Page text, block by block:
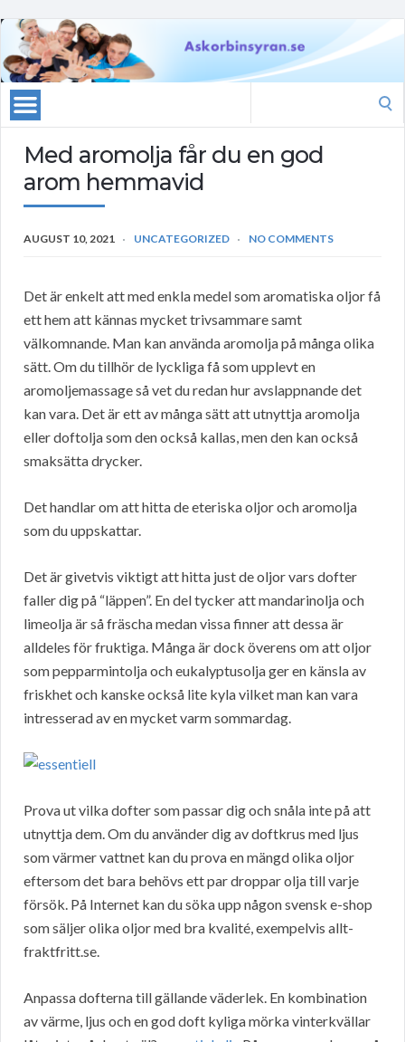
Med aromolja får du en god
arom hemmavid
AUGUST 10, 2021 UNCATEGORIZED NO COMMENTS
Det är enkelt att med enkla medel som aromatiska oljor få
ett hem att kännas mycket trivsammare samt
välkomnande. Man kan använda aromolja på många olika
sätt. Om du tillhör de lyckliga få som upplevt en
aromoljemassage så vet du redan hur avslappnande det
kan vara. Det är ett av många sätt att utnyttja aromolja
eller doftolja som den också kallas, men den kan också
smaksätta drycker.
Det handlar om att hitta de eteriska oljor och aromolja
som du uppskattar.
Det är givetvis viktigt att hitta just de oljor vars dofter
faller dig på “läppen”. En del tycker att mandarinolja och
limeolja är så fräscha medan vissa finner att dessa är
alldeles för fruktiga. Många är dock överens om att oljor
som pepparmintolja och eukalyptusolja ger en känsla av
friskhet och kanske också lite kyla vilket man kan vara
intresserad av en mycket varm sommardag.
Prova ut vilka dofter som passar dig och snåla inte på att
utnyttja dem. Om du använder dig av doftkrus med ljus
som värmer vattnet kan du prova en mängd olika oljor
eftersom det bara behövs ett par droppar olja till varje
försök. På Internet kan du söka upp någon svensk e-shop
som säljer olika oljor med bra kvalité, exempelvis allt-
fraktfritt.se.
Anpassa dofterna till gällande väderlek. En kombination
av värme, ljus och en god doft kyliga mörka vinterkvällar